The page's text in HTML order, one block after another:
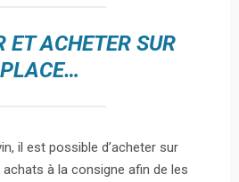
ET ACHETER SUR
PLACE…
il est possible d’acheter sur
à la consigne afin de les